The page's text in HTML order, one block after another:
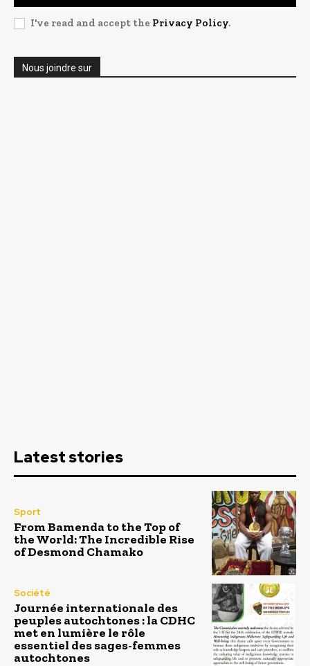
I've read and accept the Privacy Policy.
Nous joindre sur
Latest stories
Sport
From Bamenda to the Top of
the World: The Incredible Rise
of Desmond Chamako
Société
Journée internationale des
peuples autochtones : la CDHC
met en lumière le rôle
essentiel des sages-femmes
autochtones